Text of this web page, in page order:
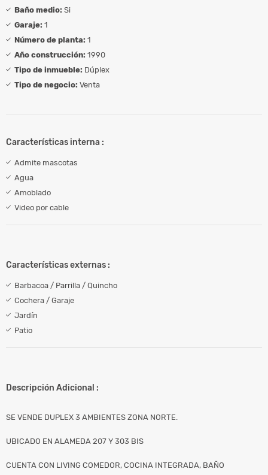
Baño medio: Si
Garaje: 1
Número de planta: 1
Año construcción: 1990
Tipo de inmueble: Dúplex
Tipo de negocio: Venta
Características interna :
Admite mascotas
Agua
Amoblado
Video por cable
Características externas :
Barbacoa / Parrilla / Quincho
Cochera / Garaje
Jardín
Patio
Descripción Adicional :
SE VENDE DUPLEX 3 AMBIENTES ZONA NORTE.
UBICADO EN ALAMEDA 207 Y 303 BIS
CUENTA CON LIVING COMEDOR, COCINA INTEGRADA, BAÑO